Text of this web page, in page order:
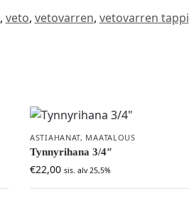
, veto, vetovarren, vetovarren tappi
ASTIAHANAT, MAATALOUS
Tynnyrihana 3/4″
€22,00 sis. alv 25,5%